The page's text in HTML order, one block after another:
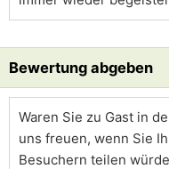
Bewertung abgeben
Waren Sie zu Gast in
uns freuen, wenn Sie
Besuchern teilen